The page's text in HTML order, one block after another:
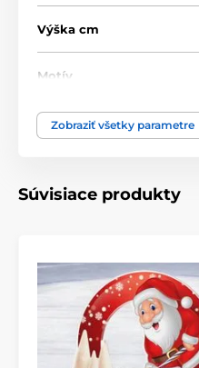
Výška cm
Motív
Materiál
Zobraziť všetky parametre
Súvisiace produkty